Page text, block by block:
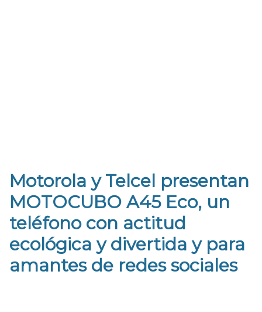
Motorola y Telcel presentan
MOTOCUBO A45 Eco, un
teléfono con actitud
ecológica y divertida y para
amantes de redes sociales